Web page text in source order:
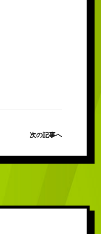
次の記事へ